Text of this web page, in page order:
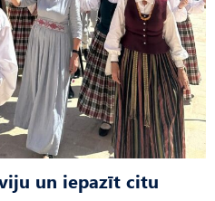
un iepazīt citu